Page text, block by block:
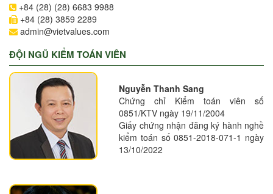
+84 (28) (28) 6683 9988
+84 (28) 3859 2289
admin@vietvalues.com
ĐỘI NGŨ KIỂM TOÁN VIÊN
Nguyễn Thanh Sang
Chứng chỉ Kiểm toán viên số
0851/KTV ngày 19/11/2004
Giấy chứng nhận đăng ký hành nghề
kiểm toán số 0851-2018-071-1 ngày
13/10/2022